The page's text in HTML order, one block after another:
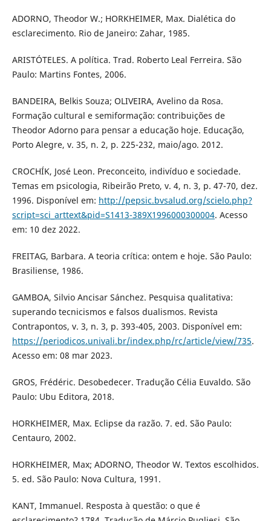
ADORNO, Theodor W.; HORKHEIMER, Max. Dialética do
esclarecimento. Rio de Janeiro: Zahar, 1985.
ARISTÓTELES. A política. Trad. Roberto Leal Ferreira. São
Paulo: Martins Fontes, 2006.
BANDEIRA, Belkis Souza; OLIVEIRA, Avelino da Rosa.
Formação cultural e semiformação: contribuições de
Theodor Adorno para pensar a educação hoje. Educação,
Porto Alegre, v. 35, n. 2, p. 225-232, maio/ago. 2012.
CROCHÍK, José Leon. Preconceito, indivíduo e sociedade.
Temas em psicologia, Ribeirão Preto, v. 4, n. 3, p. 47-70, dez.
1996. Disponível em: http://pepsic.bvsalud.org/scielo.php?
script=sci_arttext&pid=S1413-389X1996000300004. Acesso
em: 10 dez 2022.
FREITAG, Barbara. A teoria crítica: ontem e hoje. São Paulo:
Brasiliense, 1986.
GAMBOA, Silvio Ancisar Sánchez. Pesquisa qualitativa:
superando tecnicismos e falsos dualismos. Revista
Contrapontos, v. 3, n. 3, p. 393-405, 2003. Disponível em:
https://periodicos.univali.br/index.php/rc/article/view/735.
Acesso em: 08 mar 2023.
GROS, Frédéric. Desobedecer. Tradução Célia Euvaldo. São
Paulo: Ubu Editora, 2018.
HORKHEIMER, Max. Eclipse da razão. 7. ed. São Paulo:
Centauro, 2002.
HORKHEIMER, Max; ADORNO, Theodor W. Textos escolhidos.
5. ed. São Paulo: Nova Cultura, 1991.
KANT, Immanuel. Resposta à questão: o que é